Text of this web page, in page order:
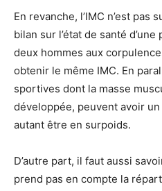
En revanche, l’IMC n’est pas
bilan sur l’état de santé
deux hommes aux
obtenir le même IMC. En
sportives dont la masse
développée, peuvent avoir
autant être en surpoids.
D’autre part, il faut aussi
prend pas en compte la